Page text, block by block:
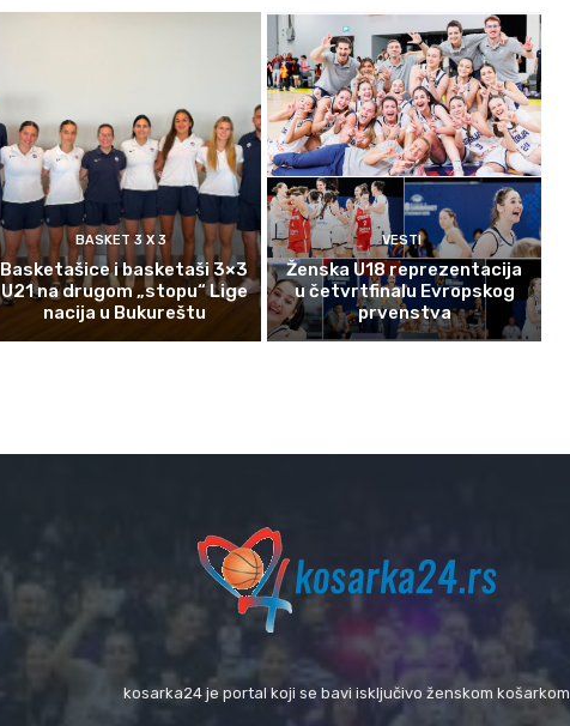
BASKET 3 X 3
Basketašice i basketaši 3×3
U21 na drugom „stopu“ Lige
nacija u Bukureštu
VESTI
Ženska U18 reprezentacija
u četvrtfinalu Evropskog
prvenstva
kosarka24 je portal koji se bavi isključivo ženskom košarkom